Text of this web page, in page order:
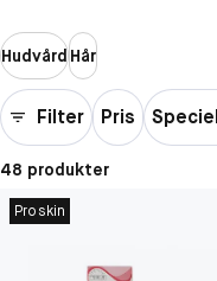
HudvårdHår
Filter Pris
48 produkter
Proskin